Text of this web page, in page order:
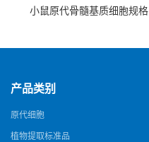
小鼠原代骨髓基质细胞规格
产品类别
原代细胞
植物提取标准品